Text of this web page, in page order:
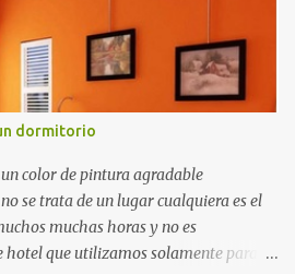
dormitorio
color de pintura agradable
se trata de un lugar cualquiera es el
muchas horas y no es
que utilizamos solamente para